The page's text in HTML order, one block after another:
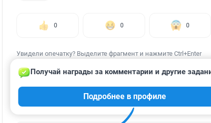
0 0 0
Увидели опечатку? Выделите фрагмент и нажмите Ctrl+Enter
КОММЕНТАРИИ 17
Получай награды за комментарии и другие
Подробнее в профиле